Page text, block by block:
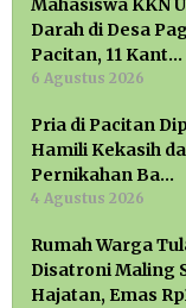
Mahasiswa KKN
Darah di Desa
Pacitan, 11 Kant…
6 Agustus 2026
Pria di Pacitan
Hamili Kekasih
Pernikahan Ba…
4 Agustus 2026
Rumah Warga
Disatroni Maling
Hajatan, Emas